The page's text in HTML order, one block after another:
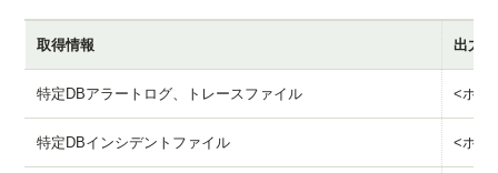
取得情報 出力
特定DBアラートログ、トレースファイル <ホス
特定DBインシデントファイル <ホス